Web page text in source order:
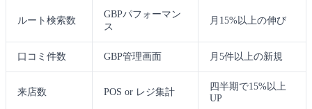
ルート検索数
GBPパフォーマン
ス
月15%以上の伸び
口コミ件数 GBP管理画面 月5件以上の新規
来店数 POS or レジ集計
四半期で15%以上
UP